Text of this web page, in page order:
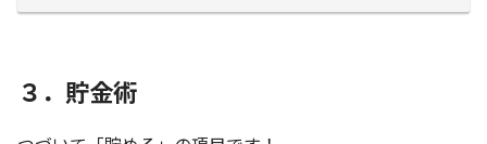
３．貯金術